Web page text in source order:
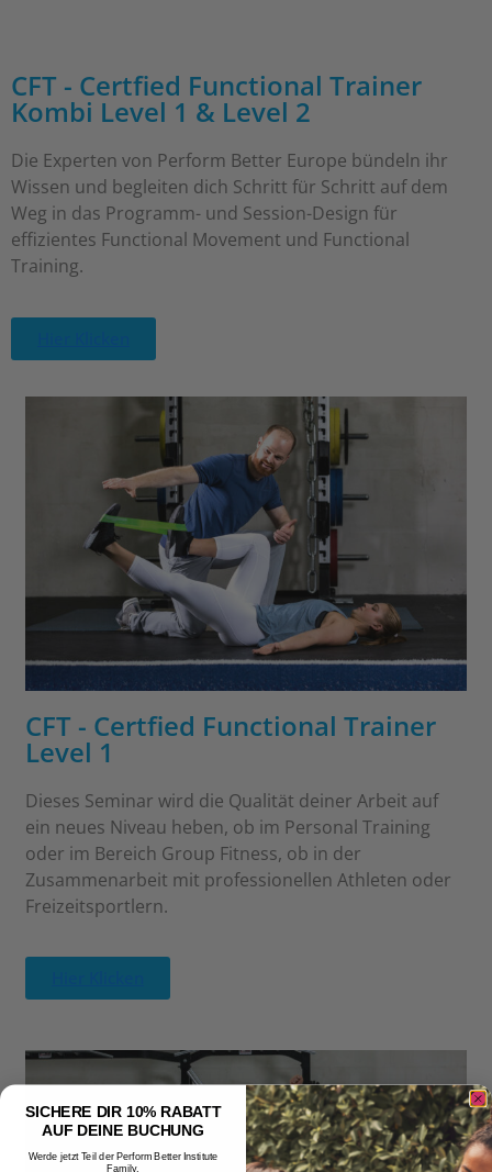
CFT - Certfied Functional Trainer
Kombi Level 1 & Level 2
Die Experten von Perform Better Europe bündeln ihr
Wissen und begleiten dich Schritt für Schritt auf dem
Weg in das Programm- und Session-Design für
effizientes Functional Movement und Functional
Training.
CFT - Certfied Functional Trainer
Level 1
Dieses Seminar wird die Qualität deiner Arbeit auf
ein neues Niveau heben, ob im Personal Training
oder im Bereich Group Fitness, ob in der
Zusammenarbeit mit professionellen Athleten oder
Freizeitsportlern.
SICHERE DIR 10% RABATT
AUF DEINE BUCHUNG
Werde jetzt Teil der Perform Better Institute
Family.